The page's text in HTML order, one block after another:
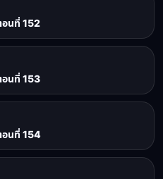
อนที่ 152
อนที่ 153
อนที่ 154